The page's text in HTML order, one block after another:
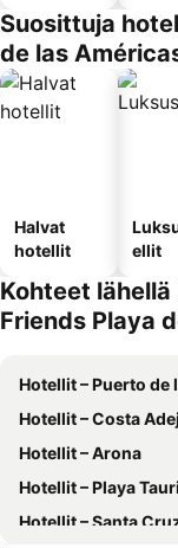
Suosittuja
de las
Halvat
hotellit
ellit
Kohteet
Friends Playa
Hotellit – Puerto de
Hotellit – Costa
Hotellit – Arona
Hotellit – Playa
Hotellit – Santa